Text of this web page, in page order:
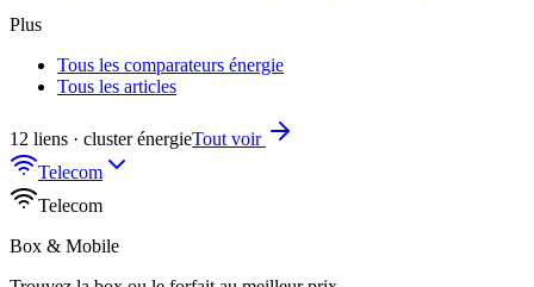
Plus
Tous les comparateurs énergie
Tous les articles
12 liens · cluster énergieTout voir
Telecom
Telecom
Box & Mobile